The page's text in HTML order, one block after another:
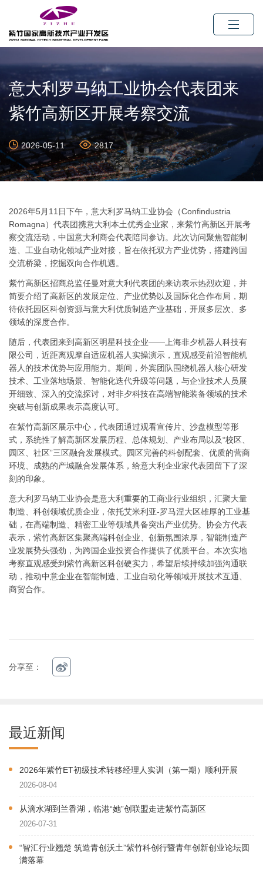
意大利罗马纳工业协会代表团来
紫竹高新区开展考察交流
2026-05-11 2817
2026年5月11日下午，意大利罗马纳工业协会（Confindustria
Romagna）代表团携意大利本土优秀企业家，来紫竹高新区开展考
察交流活动，中国意大利商会代表陪同参访。此次访问聚焦智能制
造、工业自动化领域产业对接，旨在依托双方产业优势，搭建跨国
交流桥梁，挖掘双向合作机遇。
紫竹高新区招商总监任曼对意大利代表团的来访表示热烈欢迎，并
简要介绍了高新区的发展定位、产业优势以及国际化合作布局，期
待依托园区科创资源与意大利优质制造产业基础，开展多层次、多
领域的深度合作。
随后，代表团来到高新区明星科技企业——上海非夕机器人科技有
限公司，近距离观摩自适应机器人实操演示，直观感受前沿智能机
器人的技术优势与应用能力。期间，外宾团队围绕机器人核心研发
技术、工业落地场景、智能化迭代升级等问题，与企业技术人员展
开细致、深入的交流探讨，对非夕科技在高端智能装备领域的技术
突破与创新成果表示高度认可。
在紫竹高新区展示中心，代表团通过观看宣传片、沙盘模型等形
式，系统性了解高新区发展历程、总体规划、产业布局以及“校区、
园区、社区”三区融合发展模式。园区完善的科创配套、优质的营商
环境、成熟的产城融合发展体系，给意大利企业家代表团留下了深
刻的印象。
意大利罗马纳工业协会是意大利重要的工商业行业组织，汇聚大量
制造、科创领域优质企业，依托艾米利亚-罗马涅大区雄厚的工业基
础，在高端制造、精密工业等领域具备突出产业优势。协会方代表
表示，紫竹高新区集聚高端科创企业、创新氛围浓厚，智能制造产
业发展势头强劲，为跨国企业投资合作提供了优质平台。本次实地
考察直观感受到紫竹高新区科创硬实力，希望后续持续加强沟通联
动，推动中意企业在智能制造、工业自动化等领域开展技术互通、
商贸合作。
分享至：
最近新闻
2026年紫竹ET初级技术转移经理人实训（第一期）顺利开展
2026-08-04
从滴水湖到兰香湖，临港“她”创联盟走进紫竹高新区
2026-07-31
“智汇行业翘楚 筑造青创沃土”紫竹科创行暨青年创新创业论坛圆
满落幕